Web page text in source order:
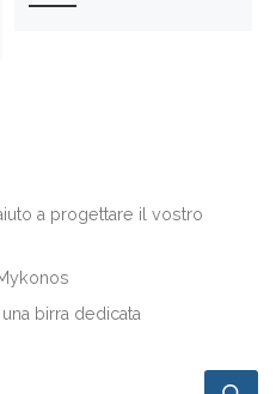
a progettare il vostro
birra dedicata